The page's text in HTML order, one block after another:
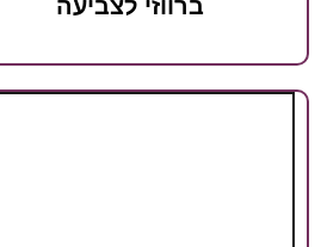
ברווזי לצביעה